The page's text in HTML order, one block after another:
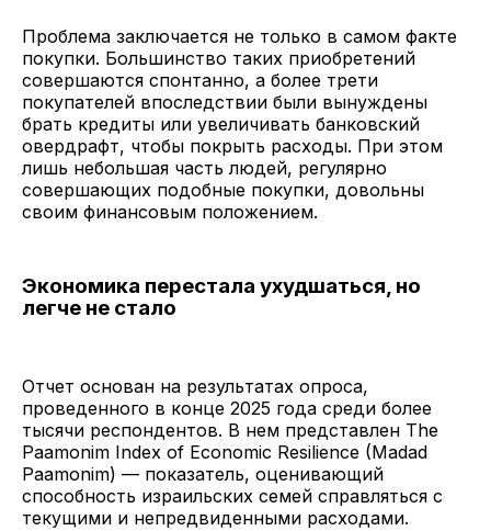
Проблема заключается не только в самом факте
покупки. Большинство таких приобретений
совершаются спонтанно, а более трети
покупателей впоследствии были вынуждены
брать кредиты или увеличивать банковский
овердрафт, чтобы покрыть расходы. При этом
лишь небольшая часть людей, регулярно
совершающих подобные покупки, довольны
своим финансовым положением.
Экономика перестала ухудшаться, но
легче не стало
Отчет основан на результатах опроса,
проведенного в конце 2025 года среди более
тысячи респондентов. В нем представлен The
Paamonim Index of Economic Resilience (Madad
Paamonim) — показатель, оценивающий
способность израильских семей справляться с
текущими и непредвиденными расходами.